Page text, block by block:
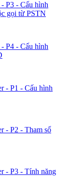
P3 - Cấu hình
gọi từ PSTN
P4 - Cấu hình
- P1 - Cấu hình
- P2 - Tham số
- P3 - Tính năng